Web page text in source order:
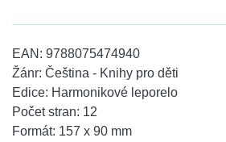
EAN: 9788075474940
Žánr: Čeština - Knihy pro děti
Edice: Harmonikové leporelo
Počet stran: 12
Formát: 157 x 90 mm